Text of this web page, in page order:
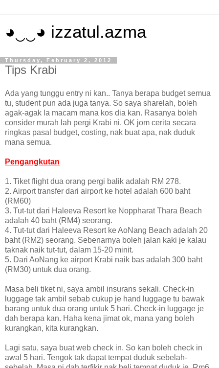
◕‿‿◕ izzatul.azma
Thursday, February 2, 2012
Tips Krabi
Ada yang tunggu entry ni kan.. Tanya berapa budget semua
tu, student pun ada juga tanya. So saya sharelah, boleh
agak-agak la macam mana kos dia kan. Rasanya boleh
consider murah lah pergi Krabi ni. OK jom cerita secara
ringkas pasal budget, costing, nak buat apa, nak duduk
mana semua.
Pengangkutan
1. Tiket flight dua orang pergi balik adalah RM 278.
2. Airport transfer dari airport ke hotel adalah 600 baht
(RM60)
3. Tut-tut dari Haleeva Resort ke Noppharat Thara Beach
adalah 40 baht (RM4) seorang.
4. Tut-tut dari Haleeva Resort ke AoNang Beach adalah 20
baht (RM2) seorang. Sebenarnya boleh jalan kaki je kalau
taknak naik tut-tut, dalam 15-20 minit.
5. Dari AoNang ke airport Krabi naik bas adalah 300 baht
(RM30) untuk dua orang.
Masa beli tiket ni, saya ambil insurans sekali. Check-in
luggage tak ambil sebab cukup je hand luggage tu bawak
barang untuk dua orang untuk 5 hari. Check-in luggage je
dah berapa kan. Haha kena jimat ok, mana yang boleh
kurangkan, kita kurangkan.
Lagi satu, saya buat web check in. So kan boleh check in
awal 5 hari. Tengok tak dapat tempat duduk sebelah-